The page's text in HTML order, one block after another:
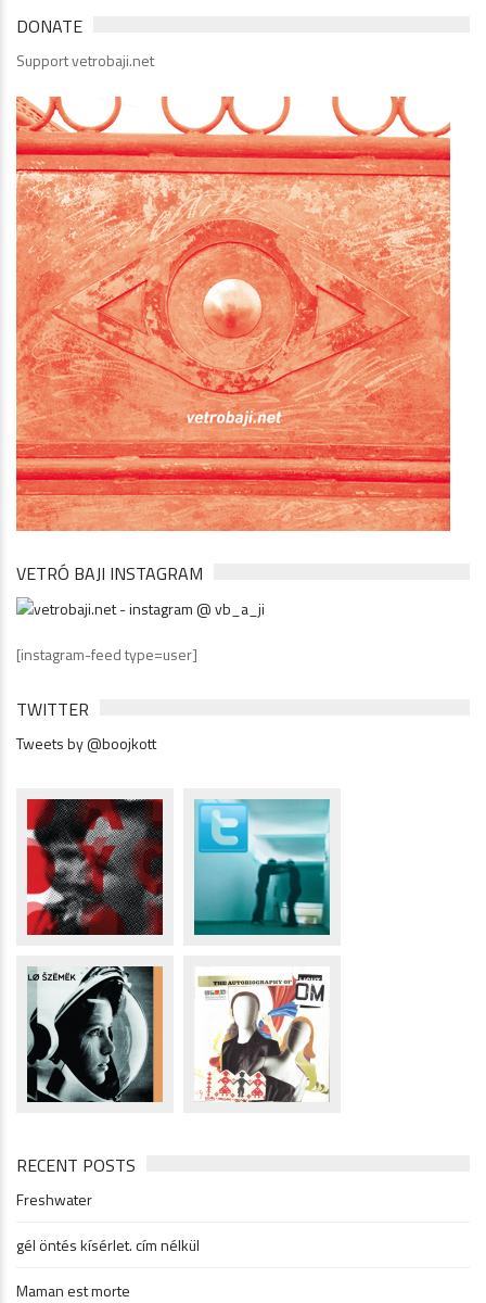
DONATE
Support vetrobaji.net
VETRÓ BAJI INSTAGRAM
[instagram-feed type=user]
TWITTER
Tweets by @boojkott
RECENT POSTS
Freshwater
gél öntés kísérlet. cím nélkül
Maman est morte